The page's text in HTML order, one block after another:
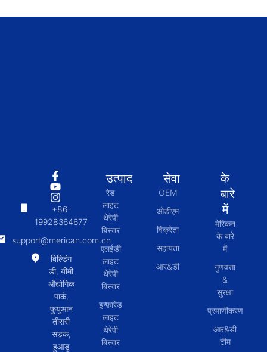
+86-
19928364677
support@merican.com.cn
बिल्डिंग
डी, यीमी
औद्योगिक
पार्क,
फुयुआन
तीसरी
सड़क,
हुआडु
उत्पाद
रेड
लाइट
थेरेपी
बिस्तर
एलईडी
लाइट
थेरेपी
बिस्तर
इन्फ़ारेड
लाइट
थेरेपी
बिस्तर
सेवा
OEM
ओडीएम
विक्रेता
सहायता
आर&डी
के
बारे
में
मेरिकन
के बारे
में
गुणवत्ता
&
सुरक्षा
प्रमाणीकरण
आर&डी
टीम